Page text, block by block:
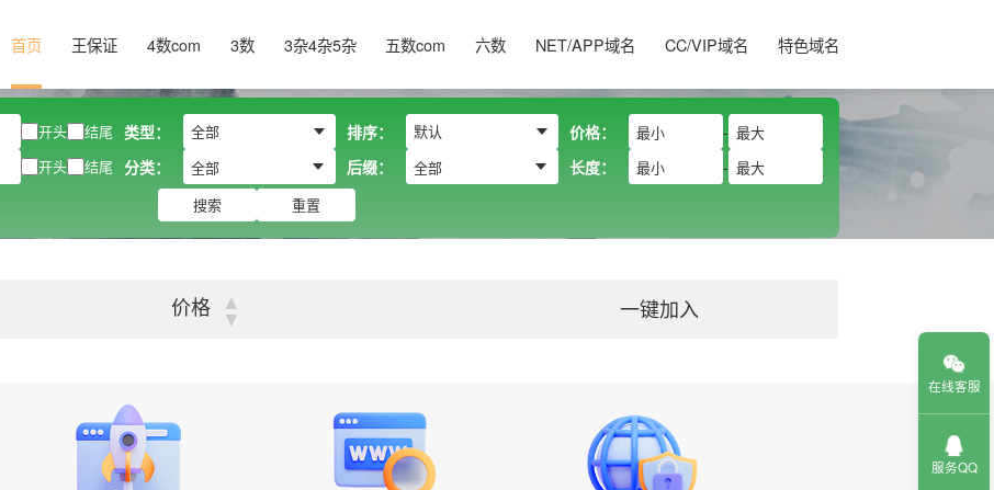
首页 王保证 4数com 3数 3杂4杂5杂 五数com 六数 NET/APP域名 CC/VIP域名 特色域名
开头 结尾 类型： 排序： 价格：
-
开头 结尾 分类： 全部 后缀： 全部 长度： -
搜索 重置
价格 ▲
▼ 一键加入
在线客服
服务QQ